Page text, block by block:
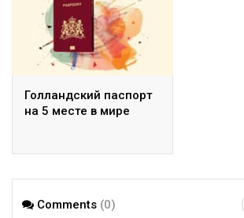
Голландский паспорт
на 5 месте в мире
Comments (0)